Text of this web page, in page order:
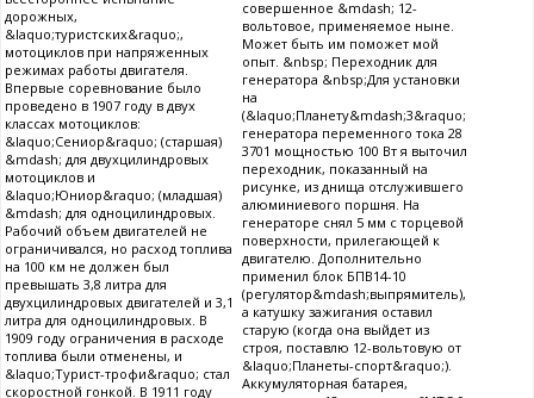
дорожных,
&laquo;туристских&raquo;,
мотоциклов при напряженных
режимах работы двигателя.
Впервые соревнование было
проведено в 1907 году в двух
классах мотоциклов:
&laquo;Сениор&raquo; (старшая)
&mdash; для двухцилиндровых
мотоциклов и
&laquo;Юниор&raquo; (младшая)
&mdash; для одноцилиндровых.
Рабочий объем двигателей не
ограничивался, но расход топлива
на 100 км не должен был
превышать 3,8 литра для
двухцилиндровых двигателей и 3,1
литра для одноцилиндровых. В
1909 году ограничения в расходе
топлива были отменены, и
&laquo;Турист-трофи&raquo; стал
скоростной гонкой. В 1911 году
совершенное &mdash; 12-
вольтовое, применяемое ныне.
Может быть им поможет мой
опыт. &nbsp; Переходник для
генератора &nbsp;Для установки
на
(&laquo;Планету&mdash;3&raquo;
генератора переменного тока 28
3701 мощностью 100 Вт я выточил
переходник, показанный на
рисунке, из днища отслужившего
алюминиевого поршня. На
генераторе снял 5 мм с торцевой
поверхности, прилегающей к
двигателю. Дополнительно
применил блок БПВ14-10
(регулятор&mdash;выпрямитель),
а катушку зажигания оставил
старую (когда она выйдет из
строя, поставлю 12-вольтовую от
&laquo;Планеты-спорт&raquo;).
Аккумуляторная батарея,